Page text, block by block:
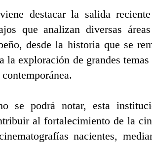
destacar la salida
que analizan diversas
desde la historia que se
la exploración de grandes
se podrá notar, esta
al fortalecimiento de la
nacientes,